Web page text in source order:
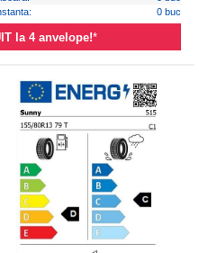
0 buc
la 4 anvelope!*